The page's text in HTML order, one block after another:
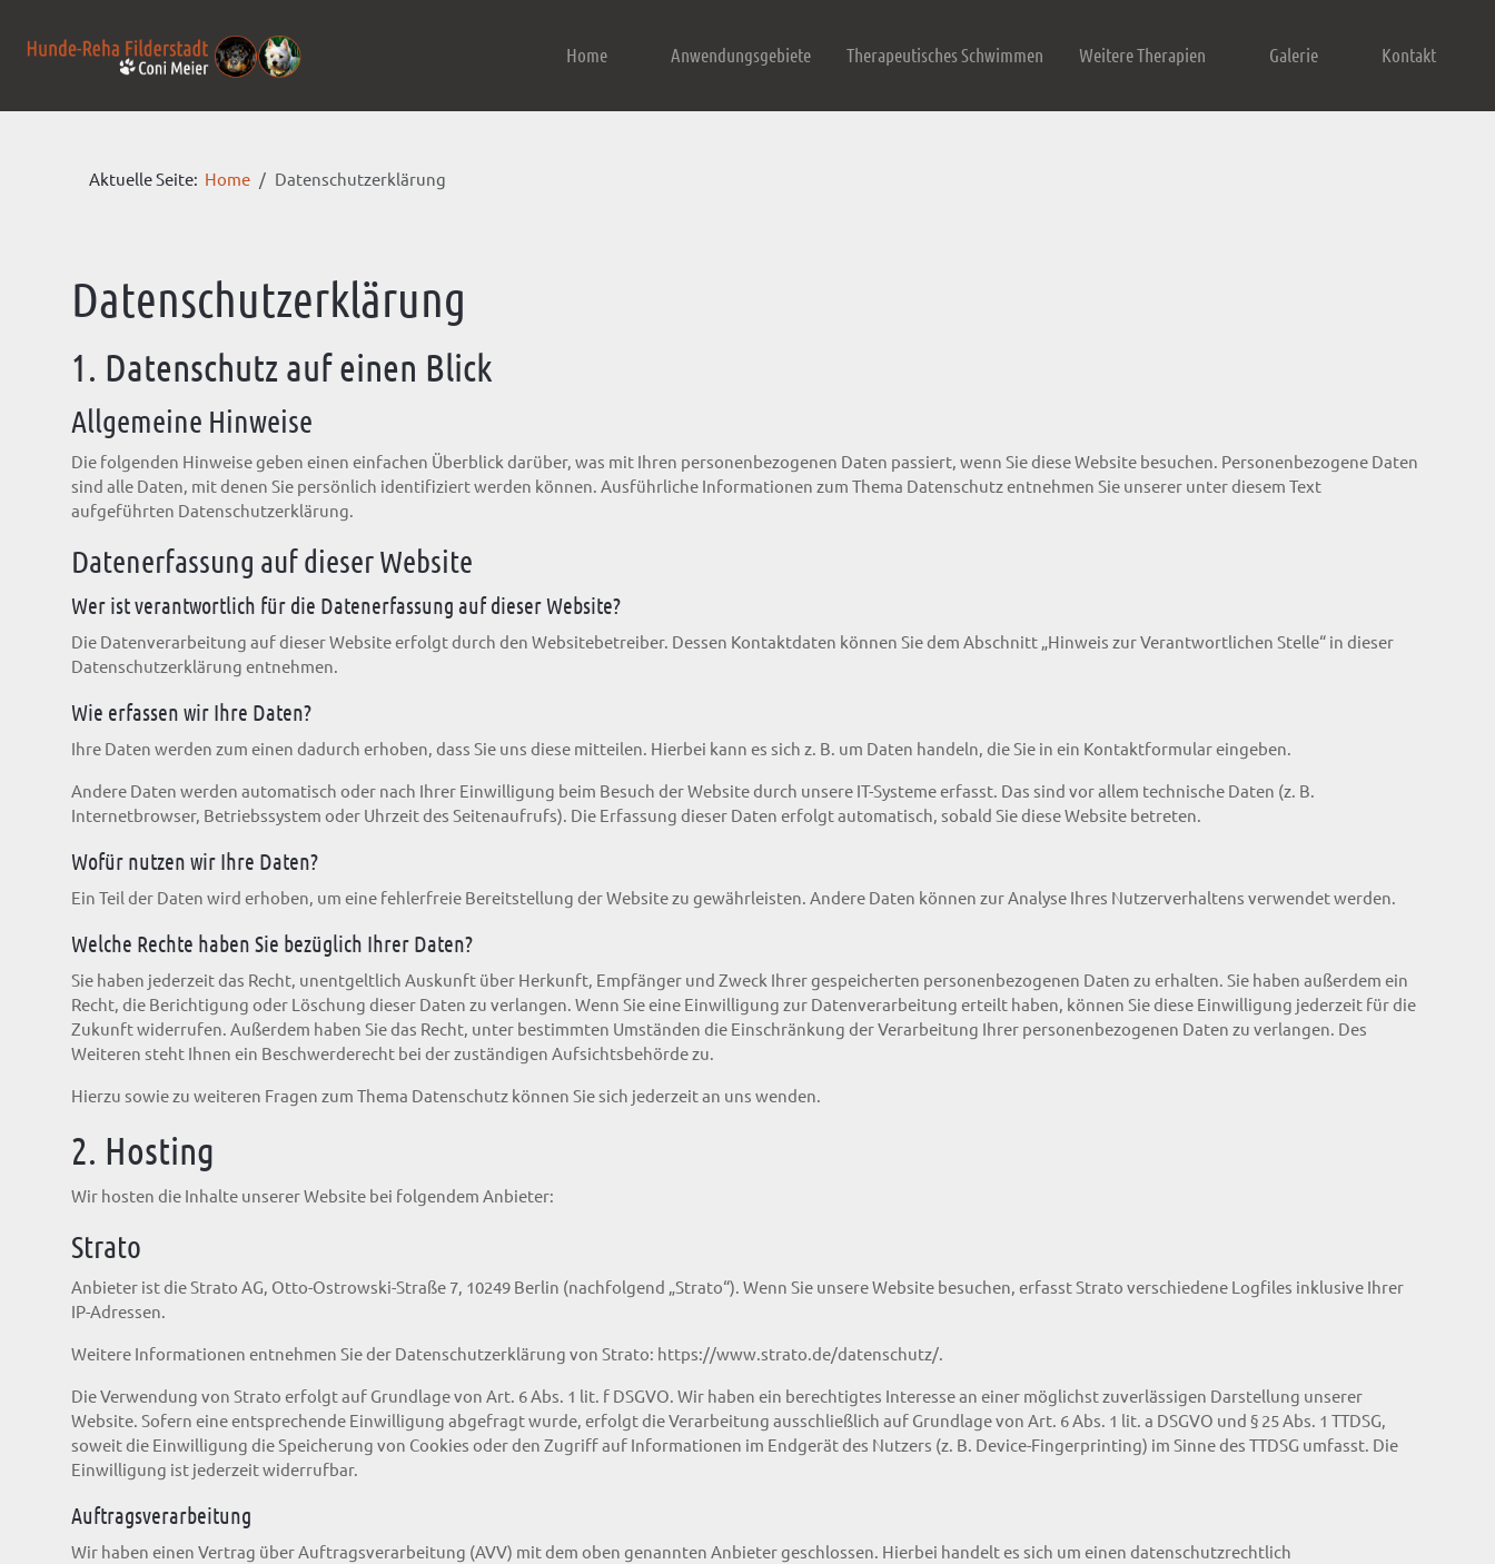
Home Anwendungsgebiete Therapeutisches Schwimmen Weitere Therapien Galerie Kontakt
Aktuelle Seite: Home Datenschutzerklärung
Datenschutz­erklärung
1. Datenschutz auf einen Blick
Allgemeine Hinweise
Die folgenden Hinweise geben einen einfachen Überblick darüber, was mit Ihren personenbezogenen Daten passiert, wenn Sie diese Website besuchen. Personenbezogene Daten
sind alle Daten, mit denen Sie persönlich identifiziert werden können. Ausführliche Informationen zum Thema Datenschutz entnehmen Sie unserer unter diesem Text
aufgeführten Datenschutzerklärung.
Datenerfassung auf dieser Website
Wer ist verantwortlich für die Datenerfassung auf dieser Website?
Die Datenverarbeitung auf dieser Website erfolgt durch den Websitebetreiber. Dessen Kontaktdaten können Sie dem Abschnitt „Hinweis zur Verantwortlichen Stelle“ in dieser
Datenschutzerklärung entnehmen.
Wie erfassen wir Ihre Daten?
Ihre Daten werden zum einen dadurch erhoben, dass Sie uns diese mitteilen. Hierbei kann es sich z. B. um Daten handeln, die Sie in ein Kontaktformular eingeben.
Andere Daten werden automatisch oder nach Ihrer Einwilligung beim Besuch der Website durch unsere IT-Systeme erfasst. Das sind vor allem technische Daten (z. B.
Internetbrowser, Betriebssystem oder Uhrzeit des Seitenaufrufs). Die Erfassung dieser Daten erfolgt automatisch, sobald Sie diese Website betreten.
Wofür nutzen wir Ihre Daten?
Ein Teil der Daten wird erhoben, um eine fehlerfreie Bereitstellung der Website zu gewährleisten. Andere Daten können zur Analyse Ihres Nutzerverhaltens verwendet werden.
Welche Rechte haben Sie bezüglich Ihrer Daten?
Sie haben jederzeit das Recht, unentgeltlich Auskunft über Herkunft, Empfänger und Zweck Ihrer gespeicherten personenbezogenen Daten zu erhalten. Sie haben außerdem ein
Recht, die Berichtigung oder Löschung dieser Daten zu verlangen. Wenn Sie eine Einwilligung zur Datenverarbeitung erteilt haben, können Sie diese Einwilligung jederzeit für die
Zukunft widerrufen. Außerdem haben Sie das Recht, unter bestimmten Umständen die Einschränkung der Verarbeitung Ihrer personenbezogenen Daten zu verlangen. Des
Weiteren steht Ihnen ein Beschwerderecht bei der zuständigen Aufsichtsbehörde zu.
Hierzu sowie zu weiteren Fragen zum Thema Datenschutz können Sie sich jederzeit an uns wenden.
2. Hosting
Wir hosten die Inhalte unserer Website bei folgendem Anbieter:
Strato
Anbieter ist die Strato AG, Otto-Ostrowski-Straße 7, 10249 Berlin (nachfolgend „Strato“). Wenn Sie unsere Website besuchen, erfasst Strato verschiedene Logfiles inklusive Ihrer
IP-Adressen.
Weitere Informationen entnehmen Sie der Datenschutzerklärung von Strato: https://www.strato.de/datenschutz/.
Die Verwendung von Strato erfolgt auf Grundlage von Art. 6 Abs. 1 lit. f DSGVO. Wir haben ein berechtigtes Interesse an einer möglichst zuverlässigen Darstellung unserer
Website. Sofern eine entsprechende Einwilligung abgefragt wurde, erfolgt die Verarbeitung ausschließlich auf Grundlage von Art. 6 Abs. 1 lit. a DSGVO und § 25 Abs. 1 TTDSG,
soweit die Einwilligung die Speicherung von Cookies oder den Zugriff auf Informationen im Endgerät des Nutzers (z. B. Device-Fingerprinting) im Sinne des TTDSG umfasst. Die
Einwilligung ist jederzeit widerrufbar.
Auftragsverarbeitung
Wir haben einen Vertrag über Auftragsverarbeitung (AVV) mit dem oben genannten Anbieter geschlossen. Hierbei handelt es sich um einen datenschutzrechtlich